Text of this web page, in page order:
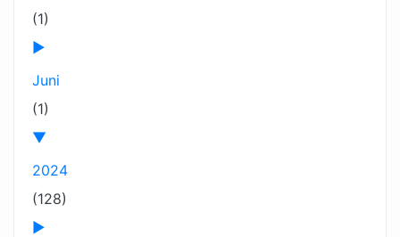
(1)
►
Juni
(1)
▼
2024
(128)
►